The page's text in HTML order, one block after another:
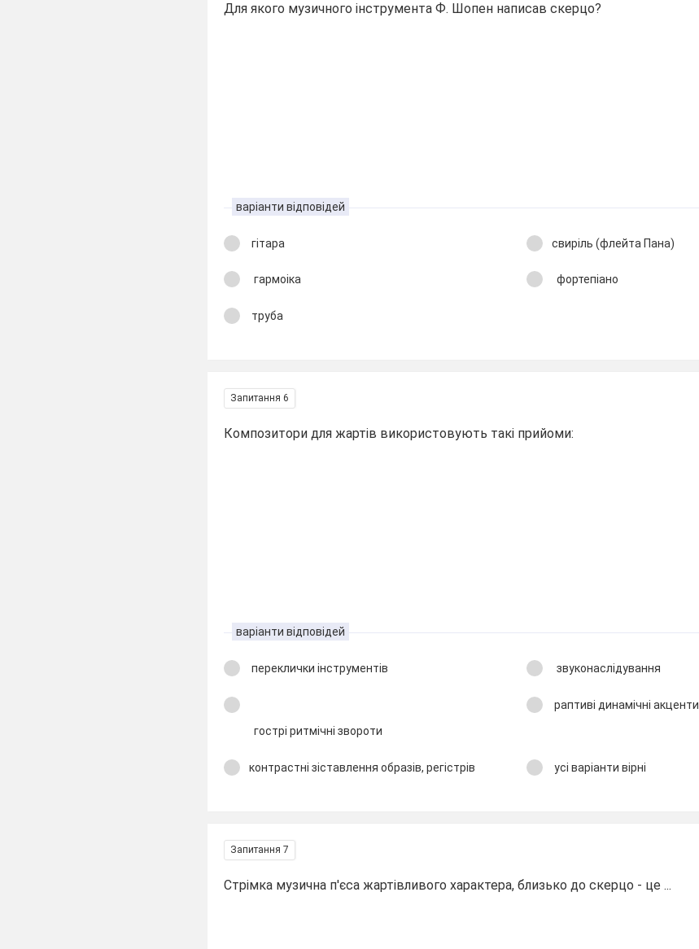
Для якого музичного інструмента Ф. Шопен написав скерцо?
варіанти відповідей
гітара свиріль (флейта Пана)
гармоіка фортепіано
труба
Запитання 6
Композитори для жартів використовують такі прийоми:
варіанти відповідей
переклички інструментів звуконаслідування
гострі ритмічні звороти
раптиві динамічні акценти
контрастні зіставлення образів, регістрів усі варіанти вірні
Запитання 7
Стрімка музична п'єса жартівливого характера, близько до скерцо - це ...